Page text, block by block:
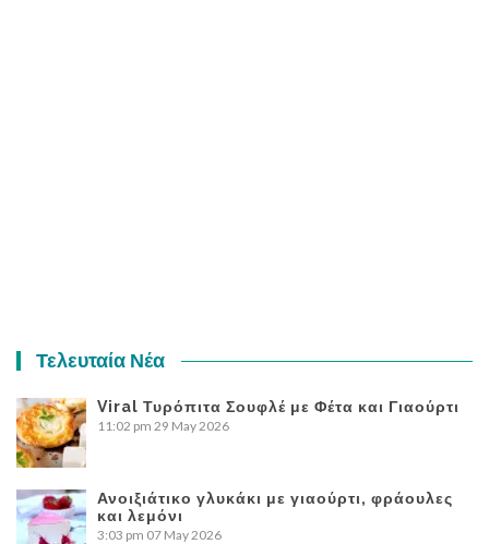
Τελευταία Νέα
Viral Τυρόπιτα Σουφλέ με Φέτα και Γιαούρτι
11:02 pm 29 May 2026
Ανοιξιάτικο γλυκάκι με γιαούρτι, φράουλες
και λεμόνι
3:03 pm 07 May 2026